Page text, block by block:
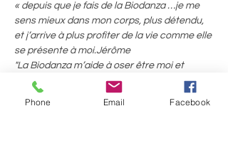
« depuis que je fais de la Biodanza …je me
sens mieux dans mon corps, plus détendu,
et j’arrive à plus profiter de la vie comme elle
se présente à moi.Jérôme
"La Biodanza m’aide à oser être moi et
exister plus sereinement face aux autres."
Betty
Phone Email Facebook